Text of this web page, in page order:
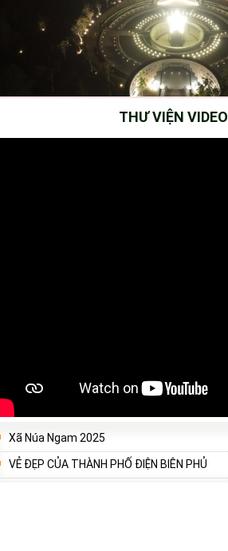
THƯ VIỆN VIDEO
Xã Núa Ngam 2025
VẺ ĐẸP CỦA THÀNH PHỐ ĐIỆN BIÊN PHỦ